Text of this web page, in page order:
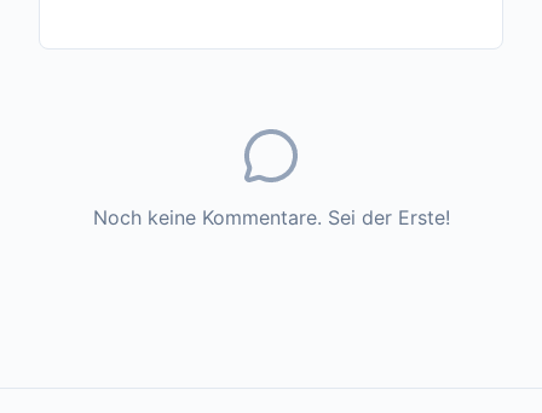
Noch keine Kommentare. Sei der Erste!